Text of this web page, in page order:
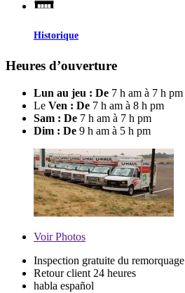
Historique
Heures d’ouverture
Lun au jeu : De 7 h am à 7 h pm
Le Ven : De 7 h am à 8 h pm
Sam : De 7 h am à 7 h pm
Dim : De 9 h am à 5 h pm
VoirPhotos
Inspection gratuite du remorquage
Retour client 24 heures
habla español